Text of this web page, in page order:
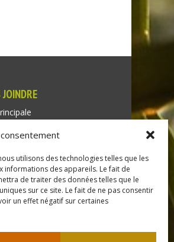
utilisons des technologies telles que les
informations des appareils. Le fait de
de traiter des données telles que le
sur ce site. Le fait de ne pas consentir
un effet négatif sur certaines
451-5203
:
générale :